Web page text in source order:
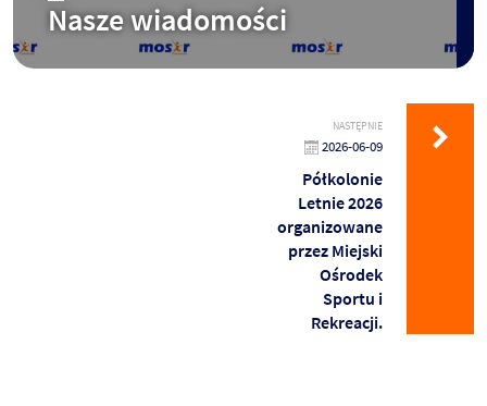
Nasze wiadomości
NASTĘPNIE
2026-06-09
Półkolonie
Letnie 2026
organizowane
przez Miejski
Ośrodek
Sportu i
Rekreacji.